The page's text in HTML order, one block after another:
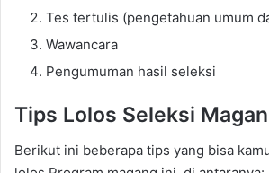
Tes tertulis (pengetahuan umum
Wawancara
Pengumuman hasil seleksi
Tips Lolos Seleksi
Berikut ini beberapa tips yang bisa